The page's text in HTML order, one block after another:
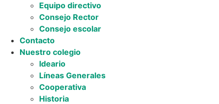
Equipo directivo
Consejo Rector
Consejo escolar
Contacto
Nuestro colegio
Ideario
Líneas Generales
Cooperativa
Historia